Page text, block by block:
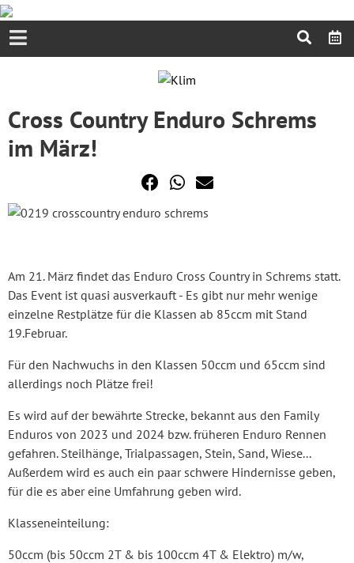
Cross Country Enduro Schrems
im März!
Am 21. März findet das Enduro Cross Country in Schrems statt.
Das Event ist quasi ausverkauft - Es gibt nur mehr wenige
einzelne Restplätze für die Klassen ab 85ccm mit Stand
19.Februar.
Für den Nachwuchs in den Klassen 50ccm und 65ccm sind
allerdings noch Plätze frei!
Es wird auf der bewährte Strecke, bekannt aus den Family
Enduros von 2023 und 2024 bzw. früheren Enduro Rennen
gefahren. Steilhänge, Trialpassagen, Stein, Sand, Wiese...
Außerdem wird es auch ein paar schwere Hindernisse geben,
für die es aber eine Umfahrung geben wird.
Klasseneinteilung:
50ccm (bis 50ccm 2T & bis 100ccm 4T & Elektro) m/w,